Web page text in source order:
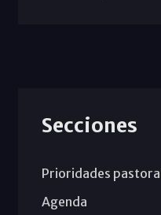
Secciones
Prioridades
Agenda